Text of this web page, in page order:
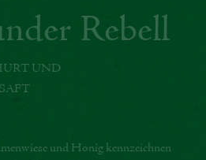
Rebell
UND
und Honig kennzeichnen